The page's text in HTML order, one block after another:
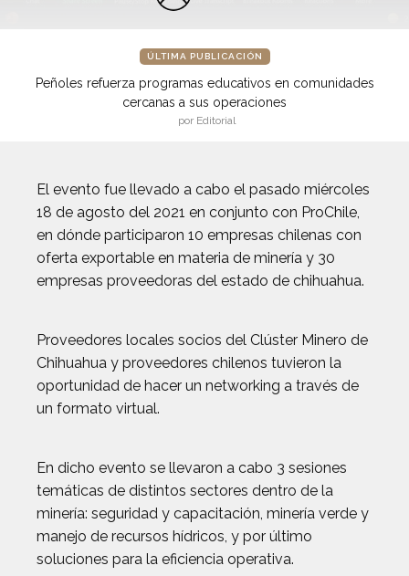
ÚLTIMA PUBLICACIÓN
Peñoles refuerza programas educativos en comunidades
cercanas a sus operaciones
por Editorial
El evento fue llevado a cabo el pasado miércoles
18 de agosto del 2021 en conjunto con ProChile,
en dónde participaron 10 empresas chilenas con
oferta exportable en materia de minería y 30
empresas proveedoras del estado de chihuahua.
Proveedores locales socios del Clúster Minero de
Chihuahua y proveedores chilenos tuvieron la
oportunidad de hacer un networking a través de
un formato virtual.
En dicho evento se llevaron a cabo 3 sesiones
temáticas de distintos sectores dentro de la
minería: seguridad y capacitación, minería verde y
manejo de recursos hídricos, y por último
soluciones para la eficiencia operativa.